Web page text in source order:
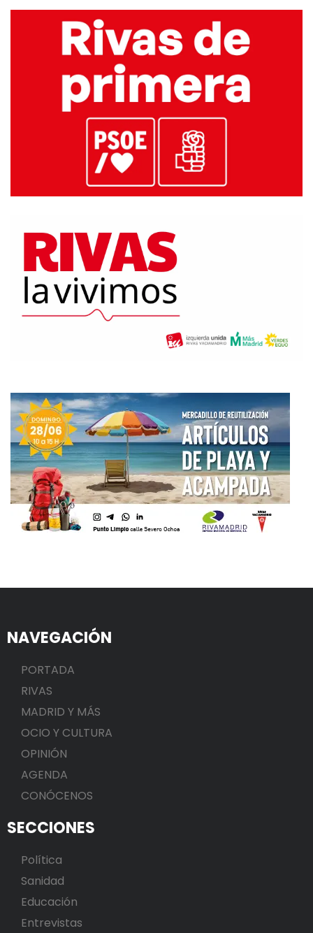
NAVEGACIÓN
PORTADA
RIVAS
MADRID Y MÁS
OCIO Y CULTURA
OPINIÓN
AGENDA
CONÓCENOS
SECCIONES
Política
Sanidad
Educación
Entrevistas